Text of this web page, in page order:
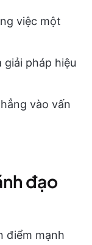
việc một
pháp hiệu
vào vấn
đạo
điểm mạnh